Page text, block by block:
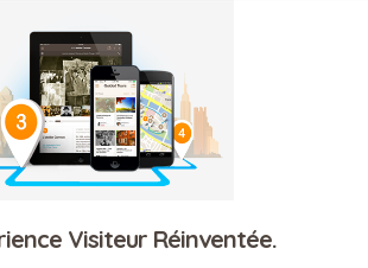
Visiteur Réinventée.